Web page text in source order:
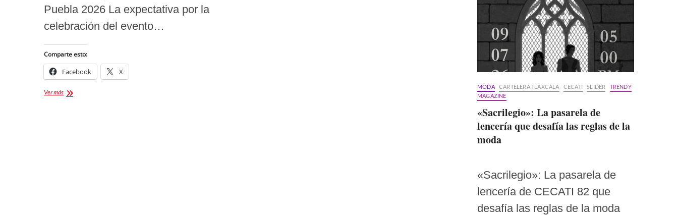
Puebla 2026 La expectativa por la
celebración del evento…
Comparte esto:
Facebook X
Ver másFeria
MODA CARTELERA TLAXCALA CECATI SLIDER
TRENDY
MAGAZINE
«Sacrilegio»: La pasarela de
lencería que desafía las reglas de la
moda
«Sacrilegio»: La pasarela de
lencería de CECATI 82 que
desafía las reglas de la moda